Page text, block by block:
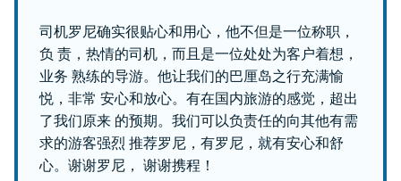
司机罗尼确实很贴心和用心，他不但是一位称职，
负 责，热情的司机，而且是一位处处为客户着想，
业务 熟练的导游。他让我们的巴厘岛之行充满愉
悦，非常 安心和放心。有在国内旅游的感觉，超出
了我们原来 的预期。我们可以负责任的向其他有需
求的游客强烈 推荐罗尼，有罗尼，就有安心和舒
心。谢谢罗尼， 谢谢携程！